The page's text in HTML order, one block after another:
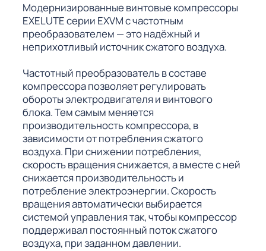
Модернизированные винтовые компрессоры
EXELUTE серии EXVM с частотным
преобразователем — это надёжный и
неприхотливый источник сжатого воздуха.
Частотный преобразователь в составе
компрессора позволяет регулировать
обороты электродвигателя и винтового
блока. Тем самым меняется
производительность компрессора, в
зависимости от потребления сжатого
воздуха. При снижении потребления,
скорость вращения снижается, а вместе с ней
снижается производительность и
потребление электроэнергии. Скорость
вращения автоматически выбирается
системой управления так, чтобы компрессор
поддерживал постоянный поток сжатого
воздуха, при заданном давлении.